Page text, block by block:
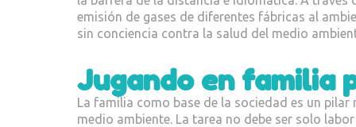
emisión de gases de diferentes fábricas al
sin conciencia contra la salud del medio
Jugando en familia
La familia como base de la sociedad es un
medio ambiente. La tarea no debe ser solo